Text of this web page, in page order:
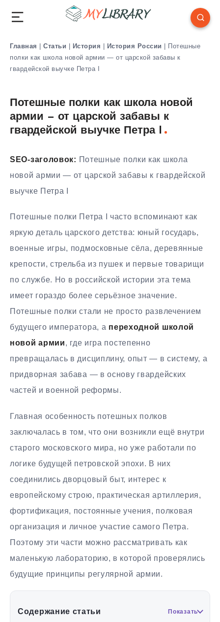
Главная | Статьи | История | История России | Потешные
полки как школа новой армии — от царской забавы к
гвардейской выучке Петра I
Потешные полки как школа новой
армии — от царской забавы к
гвардейской выучке Петра I
SEO-заголовок: Потешные полки как школа
новой армии — от царской забавы к гвардейской
выучке Петра I
Потешные полки Петра I часто вспоминают как
яркую деталь царского детства: юный государь,
военные игры, подмосковные сёла, деревянные
крепости, стрельба из пушек и первые товарищи
по службе. Но в российской истории эта тема
имеет гораздо более серьёзное значение.
Потешные полки стали не просто развлечением
будущего императора, а переходной школой
новой армии, где игра постепенно
превращалась в дисциплину, опыт — в систему, а
придворная забава — в основу гвардейских
частей и военной реформы.
Главная особенность потешных полков
заключалась в том, что они возникли ещё внутри
старого московского мира, но уже работали по
логике будущей петровской эпохи. В них
соединились дворцовый быт, интерес к
европейскому строю, практическая артиллерия,
фортификация, постоянные учения, полковая
организация и личное участие самого Петра.
Поэтому эти части можно рассматривать как
маленькую лабораторию, в которой проверялись
будущие принципы регулярной армии.
Содержание статьи Показать